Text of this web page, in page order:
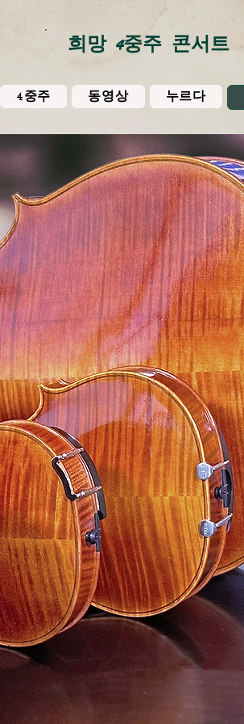
희망 4중주 콘서트
4중주 동영상 누르다